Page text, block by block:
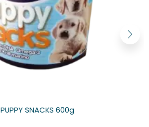
PUPPY SNACKS 600g